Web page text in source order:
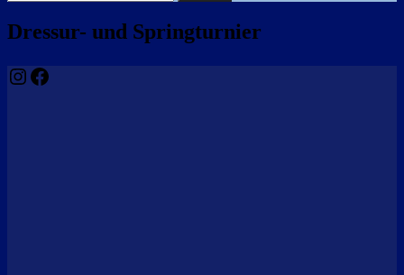
nach:
Dressur- und Springturnier
Instagram
Facebook